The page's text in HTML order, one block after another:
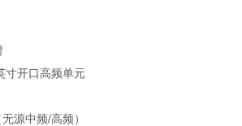
寸开口高频单元
源中频/高频）